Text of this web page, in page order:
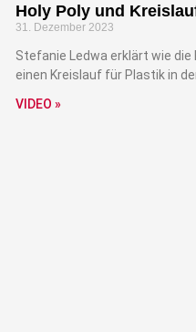
Adam
Holy Poly und
31. Dezember 2023
Stefanie Ledwa erklärt wie
einen Kreislauf für Plastik in
VIDEO »